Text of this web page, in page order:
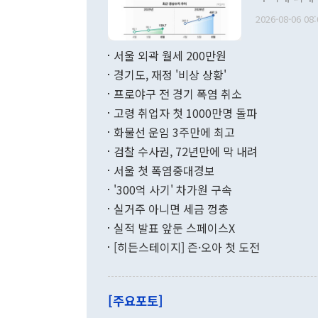
관의 무리한
다. [정동영 통일부 장관이 지난달 23일 오후 서울 종로구 정부서울청사에
무너졌다고
함께 4자 대
"우리의 선
관은 업무
료=한국은행] 한국은행이 6일 발표한 '2026년 6월 국제수지(잠정)'
며 월간 기
196.9% 급
수출은
기록했지만
로 전환됐다.
는 배당수입
2026-08-06
서울 외곽 월세 200만원
경기도, 재정 '비상 상황'
프로야구 전 경기 폭염 취소
고령 취업자 첫 1000만명 돌파
화물선 운임 3주만에 최고
검찰 수사권, 72년만에 막 내려
서울 첫 폭염중대경보
'300억 사기' 차가원 구속
실거주 아니면 세금 껑충
실적 발표 앞둔 스페이스X
[히든스테이지] 즌·오아 첫 도전
[주요포토]